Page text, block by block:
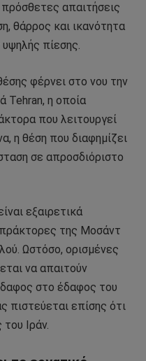
απαιτήσεις
θάρρος και ικανότητα
πίεσης.
φέρνει στο νου την
Tehran, η οποία
που λειτουργεί
η θέση που διαφημίζει
σε απροσδιόριστο
εξαιρετικά
πράκτορες της Μοσάντ
Ωστόσο, ορισμένες
να απαιτούν
στο έδαφος του
πιστεύεται επίσης ότι
Ιράν.